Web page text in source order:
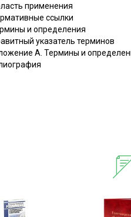
применения
ссылки
и определения
указатель терминов
А. Термины и